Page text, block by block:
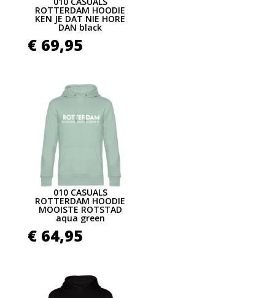
ROTTERDAM HOODIE
KEN JE DAT NIE HORE
DAN black
€69,95
010 CASUALS
ROTTERDAM HOODIE
MOOISTE ROTSTAD
aqua green
€64,95